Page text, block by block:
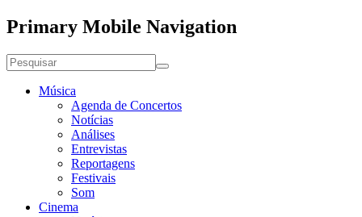
Primary Mobile Navigation
Música
Agenda de Concertos
Notícias
Análises
Entrevistas
Reportagens
Festivais
Som
Cinema